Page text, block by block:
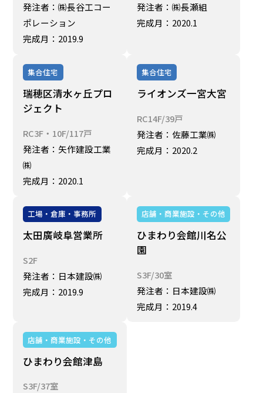
発注者：㈱長谷工コー
ポレーション
完成月：2019.9
発注者：㈱長瀬組
完成月：2020.1
集合住宅
瑞穂区清水ヶ丘プロ
ジェクト
RC3F・10F/117戸
発注者：矢作建設工業
㈱
完成月：2020.1
集合住宅
ライオンズ一宮大宮
RC14F/39戸
発注者：佐藤工業㈱
完成月：2020.2
工場・倉庫・事務所
太田廣岐阜営業所
S2F
発注者：日本建設㈱
完成月：2019.9
店舗・商業施設・その他
ひまわり会館川名公
園
S3F/30室
発注者：日本建設㈱
完成月：2019.4
店舗・商業施設・その他
ひまわり会館津島
S3F/37室